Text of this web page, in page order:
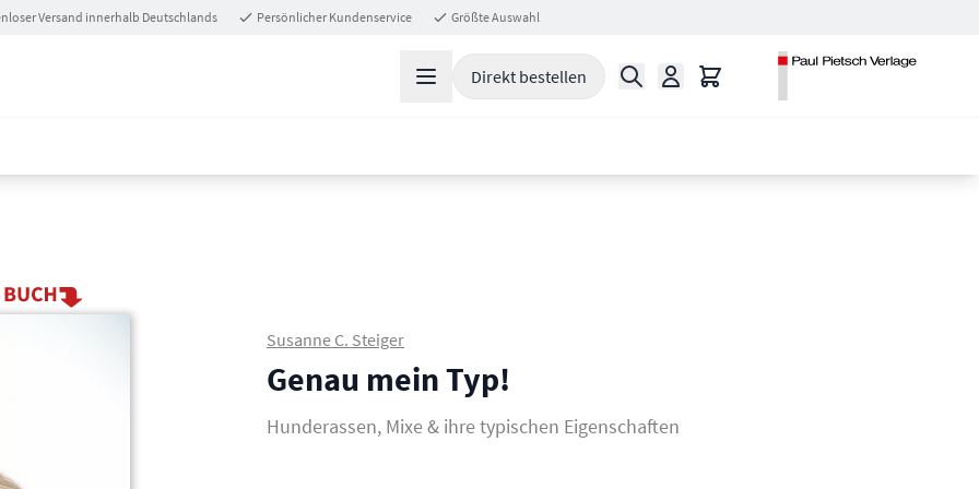
Versand innerhalb Deutschlands Persönlicher Kundenservice Größte Auswahl
Direkt bestellen Suche Warenkorb
Susanne C. Steiger
Genau mein Typ!
Hunderassen, Mixe & ihre typischen Eigenschaften